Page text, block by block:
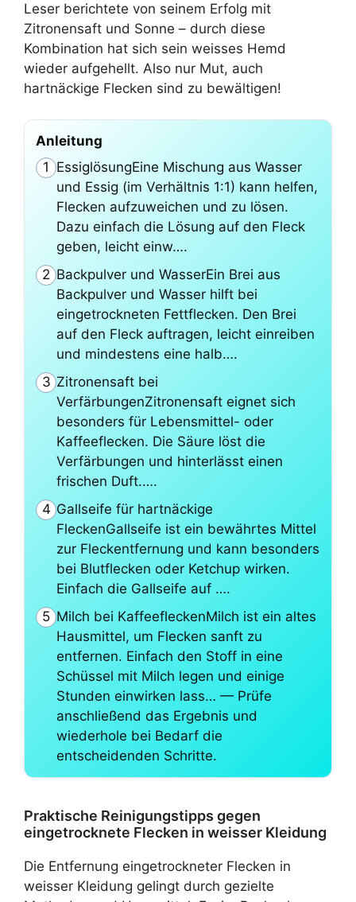
Leser berichtete von seinem Erfolg mit
Zitronensaft und Sonne – durch diese
Kombination hat sich sein weisses Hemd
wieder aufgehellt. Also nur Mut, auch
hartnäckige Flecken sind zu bewältigen!
Anleitung
1 EssiglösungEine Mischung aus Wasser
und Essig (im Verhältnis 1:1) kann helfen,
Flecken aufzuweichen und zu lösen.
Dazu einfach die Lösung auf den Fleck
geben, leicht einw….
2 Backpulver und WasserEin Brei aus
Backpulver und Wasser hilft bei
eingetrockneten Fettflecken. Den Brei
auf den Fleck auftragen, leicht einreiben
und mindestens eine halb….
3 Zitronensaft bei
VerfärbungenZitronensaft eignet sich
besonders für Lebensmittel- oder
Kaffeeflecken. Die Säure löst die
Verfärbungen und hinterlässt einen
frischen Duft.….
4 Gallseife für hartnäckige
FleckenGallseife ist ein bewährtes Mittel
zur Fleckentfernung und kann besonders
bei Blutflecken oder Ketchup wirken.
Einfach die Gallseife auf ….
5 Milch bei KaffeefleckenMilch ist ein altes
Hausmittel, um Flecken sanft zu
entfernen. Einfach den Stoff in eine
Schüssel mit Milch legen und einige
Stunden einwirken lass… — Prüfe
anschließend das Ergebnis und
wiederhole bei Bedarf die
entscheidenden Schritte.
Praktische Reinigungstipps gegen
eingetrocknete Flecken in weisser Kleidung
Die Entfernung eingetrockneter Flecken in
weisser Kleidung gelingt durch gezielte